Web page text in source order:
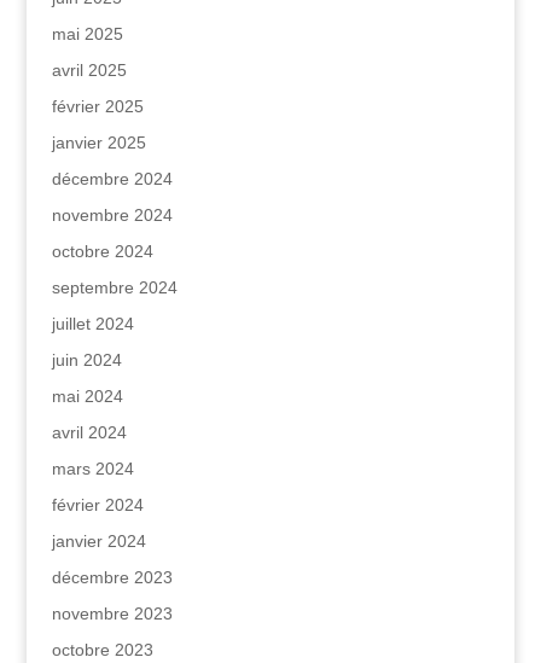
mai 2025
avril 2025
février 2025
janvier 2025
décembre 2024
novembre 2024
octobre 2024
septembre 2024
juillet 2024
juin 2024
mai 2024
avril 2024
mars 2024
février 2024
janvier 2024
décembre 2023
novembre 2023
octobre 2023